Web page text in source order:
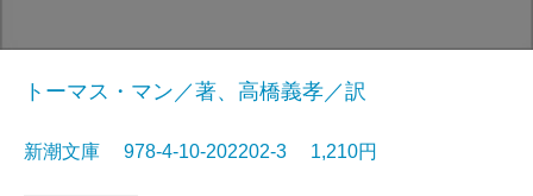
トーマス・マン／著、高橋義孝／訳
新潮文庫 978-4-10-202202-3 1,210円